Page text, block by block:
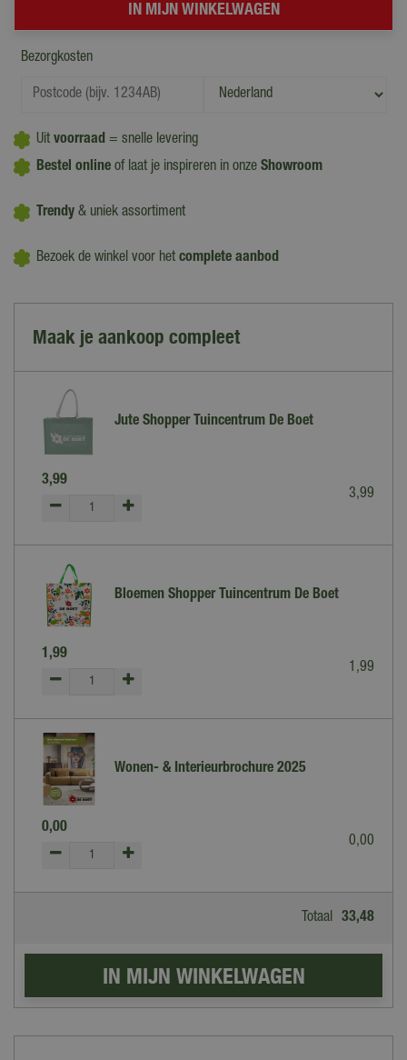
Bezorgkosten
Uit voorraad = snelle levering
Bestel online of laat je inspireren in onze Showroom
Trendy & uniek assortiment
Bezoek de winkel voor het complete aanbod
Maak je aankoop compleet
Jute Shopper Tuincentrum De Boet
3,99
3,99
Bloemen Shopper Tuincentrum De Boet
1 ,99
1 ,99
Wonen- & Interieurbrochure 2025
0,00
0,00
Totaal 33,48